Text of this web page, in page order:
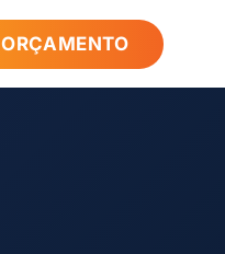
ORÇAMENTO